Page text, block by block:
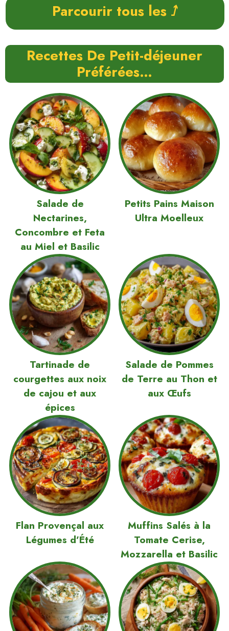
Parcourir tous les ⭜
Recettes De Petit-déjeuner
Préférées…
Salade de
Nectarines,
Concombre et Feta
au Miel et Basilic
Petits Pains Maison
Ultra Moelleux
Tartinade de
courgettes aux noix
de cajou et aux
épices
Salade de Pommes
de Terre au Thon et
aux Œufs
Flan Provençal aux
Légumes d’Été
Muffins Salés à la
Tomate Cerise,
Mozzarella et Basilic